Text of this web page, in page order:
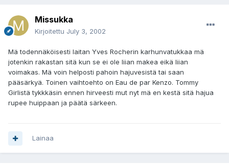
Missukka
Kirjoitettu July 3, 2002
Mä todennäköisesti laitan Yves Rocherin karhunvatukkaa mä
jotenkin rakastan sitä kun se ei ole liian makea eikä liian
voimakas. Mä voin helposti pahoin hajuvesistä tai saan
pääsärkyä. Toinen vaihtoehto on Eau de par Kenzo. Tommy
Girlistä tykkkäsin ennen hirveesti mut nyt mä en kestä sitä hajua
rupee huippaan ja päätä särkeen.
Lainaa